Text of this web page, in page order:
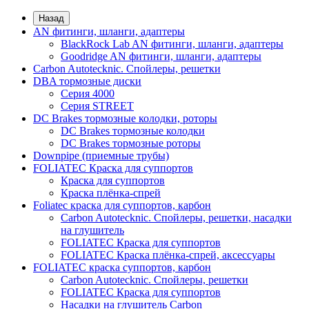
Назад
AN фитинги, шланги, адаптеры
BlackRock Lab AN фитинги, шланги, адаптеры
Goodridge AN фитинги, шланги, адаптеры
Carbon Autotecknic. Спойлеры, решетки
DBA тормозные диски
Серия 4000
Серия STREET
DC Brakes тормозные колодки, роторы
DC Brakes тормозные колодки
DC Brakes тормозные роторы
Downpipe (приемные трубы)
FOLIATEC Краска для суппортов
Краска для суппортов
Краска плёнка-спрей
Foliatec краска для суппортов, карбон
Carbon Autotecknic. Спойлеры, решетки, насадки
на глушитель
FOLIATEC Краска для суппортов
FOLIATEC Краска плёнка-спрей, аксессуары
FOLIATEC краска суппортов, карбон
Carbon Autotecknic. Спойлеры, решетки
FOLIATEC Краска для суппортов
Насадки на глушитель Carbon